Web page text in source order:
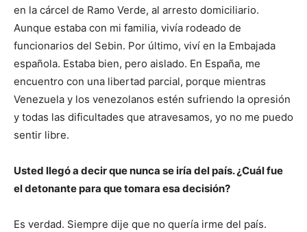
en la cárcel de Ramo Verde, al arresto domiciliario.
Aunque estaba con mi familia, vivía rodeado de
funcionarios del Sebin. Por último, viví en la Embajada
española. Estaba bien, pero aislado. En España, me
encuentro con una libertad parcial, porque mientras
Venezuela y los venezolanos estén sufriendo la opresión
y todas las dificultades que atravesamos, yo no me puedo
sentir libre.
Usted llegó a decir que nunca se iría del país. ¿Cuál fue
el detonante para que tomara esa decisión?
Es verdad. Siempre dije que no quería irme del país.